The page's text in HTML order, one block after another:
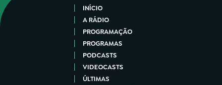
INÍCIO
A RÁDIO
PROGRAMAÇÃO
PROGRAMAS
PODCASTS
VIDEOCASTS
ÚLTIMAS